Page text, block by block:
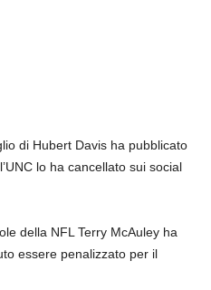
di Hubert Davis ha pubblicato
lo ha cancellato sui social
della NFL Terry McAuley ha
essere penalizzato per il